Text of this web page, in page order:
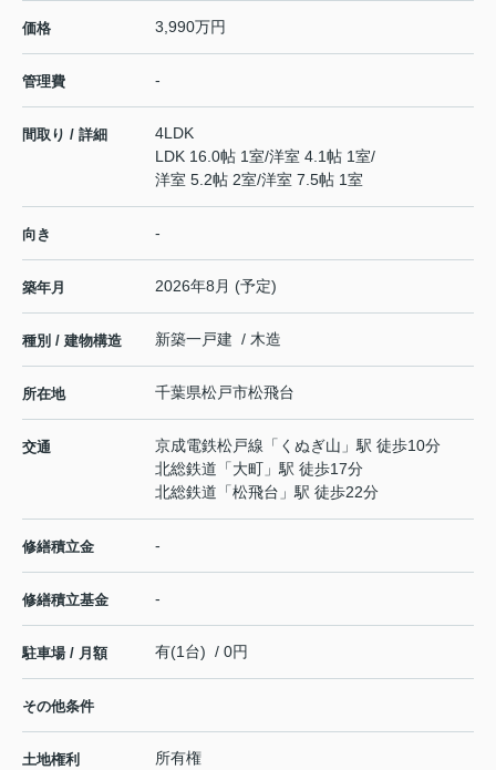
価格 3,990万円
管理費 -
間取り / 詳細
4LDK
LDK 16.0帖 1室/洋室 4.1帖 1室/
洋室 5.2帖 2室/洋室 7.5帖 1室
向き -
築年月 2026年8月 (予定)
種別 / 建物構造 新築一戸建 / 木造
所在地 千葉県松戸市松飛台
交通 京成電鉄松戸線 「 くぬぎ山 」駅 徒歩10分
北総鉄道 「大町 」駅 徒歩17分
北総鉄道 「松飛台 」駅 徒歩22分
修繕積立金 -
修繕積立基金 -
駐車場 / 月額 有(1台) / 0円
その他条件
土地権利 所有権